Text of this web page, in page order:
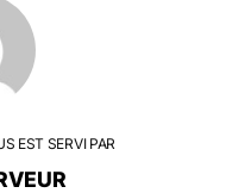
EST SERVI PAR